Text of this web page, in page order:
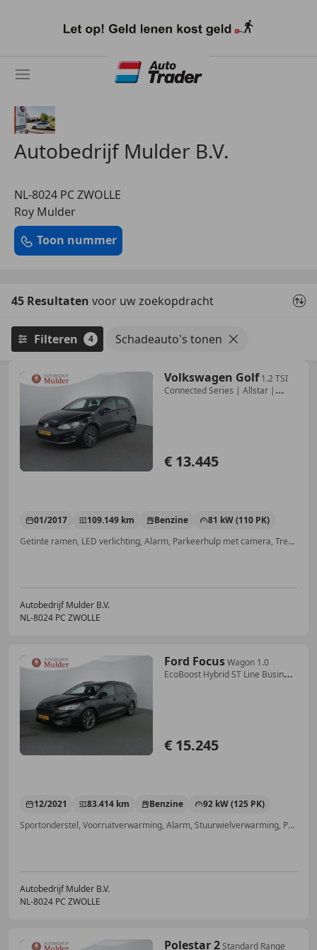
naar
Autobedrijf Mulder B.V.
NL-8024 PC ZWOLLE
Roy Mulder
Toon nummer
45 Resultaten voor uw zoekopdracht
Filteren 4 Schadeauto's tonen
Volkswagen Golf 1.2 TSI
Connected Series | Allstar |
€ 13.445
01/2017 109.149 km Benzine
81 kW (110 PK)
Getinte ramen, LED verlichting, Alarm, Parkeerhulp met camera, Trekhaak, Stoelverwarming, Apple CarPlay, Lendensteun
Autobedrijf Mulder B.V.
NL-8024 PC ZWOLLE
Ford FocusWagon 1.0
EcoBoost Hybrid ST Line Business
€ 15.245
12/2021 83.414 km Benzine
92 kW (125 PK)
Sportonderstel, Voorruitverwarming, Alarm, Stuurwielverwarming, Parkeerhulp met camera, Trekhaak, Lane Departure Warning Systeem, Stoelverwarming
Autobedrijf Mulder B.V.
NL-8024 PC ZWOLLE
Polestar 2Standard Range